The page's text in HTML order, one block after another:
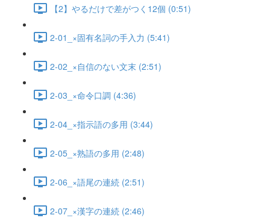
【2】やるだけで差がつく12個 (0:51)
2-01_×固有名詞の手入力 (5:41)
2-02_×自信のない文末 (2:51)
2-03_×命令口調 (4:36)
2-04_×指示語の多用 (3:44)
2-05_×熟語の多用 (2:48)
2-06_×語尾の連続 (2:51)
2-07_×漢字の連続 (2:46)